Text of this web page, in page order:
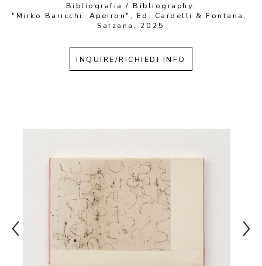
Bibliografia / Bibliography:
"Mirko Baricchi. Apeiron", Ed. Cardelli & Fontana,
Sarzana, 2025
INQUIRE/RICHIEDI INFO